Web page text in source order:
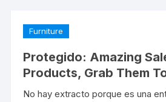
Furniture
Protegido: Amazing
Products, Grab Them
No hay extracto porque es una